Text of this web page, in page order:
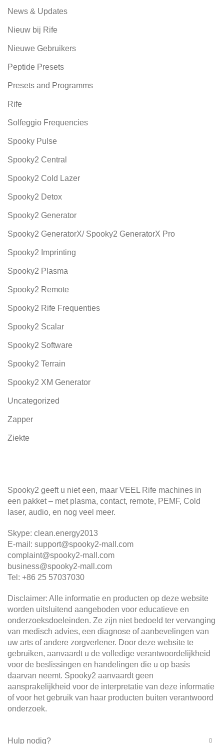
News & Updates
Nieuw bij Rife
Nieuwe Gebruikers
Peptide Presets
Presets and Programms
Rife
Solfeggio Frequencies
Spooky Pulse
Spooky2 Central
Spooky2 Cold Lazer
Spooky2 Detox
Spooky2 Generator
Spooky2 GeneratorX/ Spooky2 GeneratorX Pro
Spooky2 Imprinting
Spooky2 Plasma
Spooky2 Remote
Spooky2 Rife Frequenties
Spooky2 Scalar
Spooky2 Software
Spooky2 Terrain
Spooky2 XM Generator
Uncategorized
Zapper
Ziekte
Spooky2 geeft u niet een, maar VEEL Rife machines in
een pakket – met plasma, contact, remote, PEMF, Cold
laser, audio, en nog veel meer.
Skype: clean.energy2013
E-mail: support@spooky2-mall.com
complaint@spooky2-mall.com
business@spooky2-mall.com
Tel: +86 25 57037030
Disclaimer: Alle informatie en producten op deze website
worden uitsluitend aangeboden voor educatieve en
onderzoeksdoeleinden. Ze zijn niet bedoeld ter vervanging
van medisch advies, een diagnose of aanbevelingen van
uw arts of andere zorgverlener. Door deze website te
gebruiken, aanvaardt u de volledige verantwoordelijkheid
voor de beslissingen en handelingen die u op basis
daarvan neemt. Spooky2 aanvaardt geen
aansprakelijkheid voor de interpretatie van deze informatie
of voor het gebruik van haar producten buiten verantwoord
onderzoek.
Hulp nodig?